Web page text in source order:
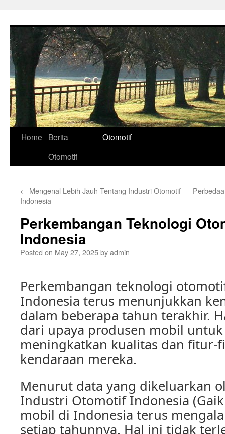
Home
Berita
Otomotif
Otomotif
← Mengenal Lebih Jauh Tentang Industri Otomotif
Indonesia
Perkembangan Teknologi
Indonesia
Posted on May 27, 2025byadmin
Perkembangan teknologi
Indonesia terus menunjukkan
dalam beberapa tahun terakhir.
dari upaya produsen mobil
meningkatkan kualitas dan fitur-
kendaraan mereka.
Menurut data yang dikeluarkan
Industri Otomotif Indonesia
mobil di Indonesia terus
setiap tahunnya. Hal ini tidak